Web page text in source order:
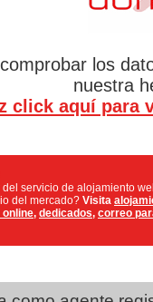
los
nuestra
click aquí para
del servicio de alojamiento
del mercado? Visita
online, dedicados, correo